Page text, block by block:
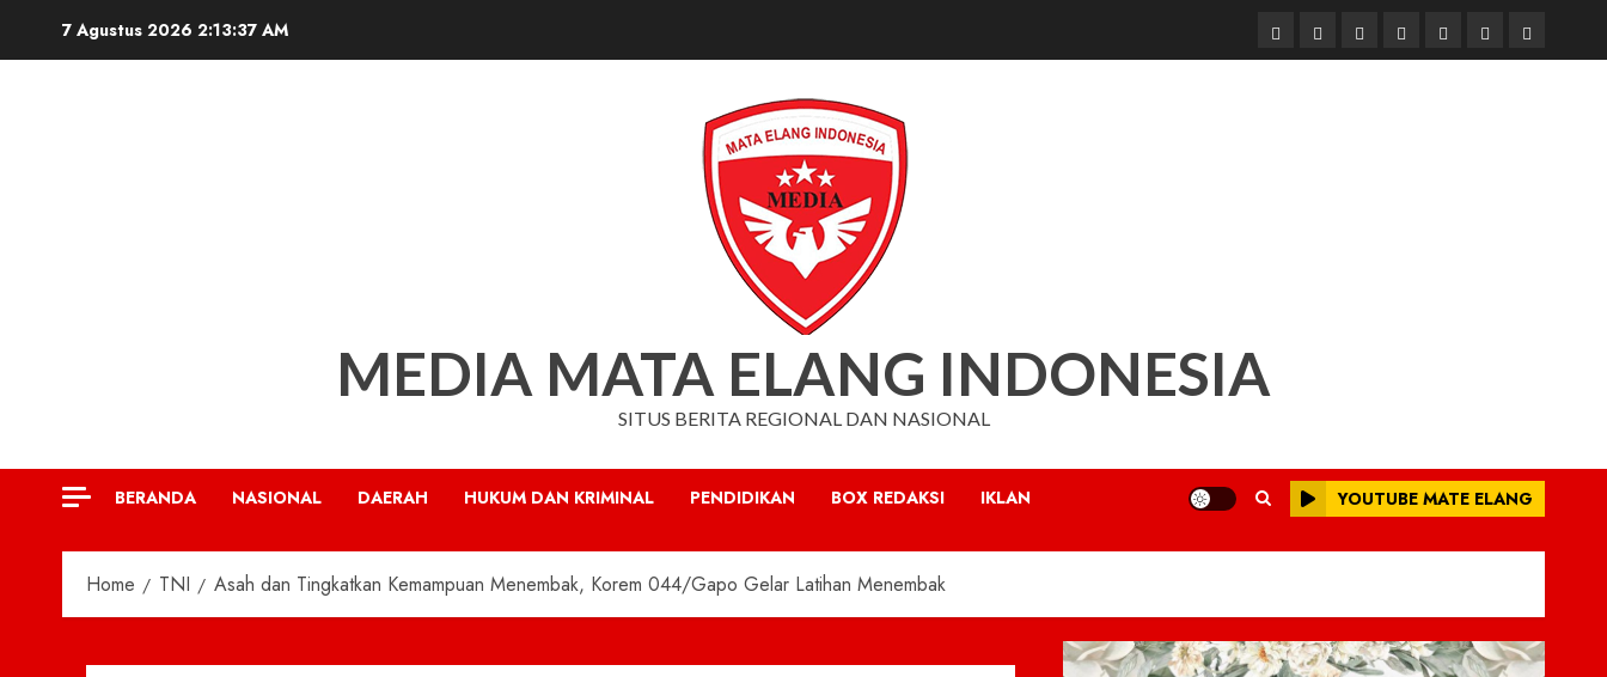
7 Agustus 2026 2:13:39 AM BerandaNasionalDaerahHukum
dan
Pendidikan
Box
Redaksi
Iklan
MEDIA MATA ELANG INDONESIA
SITUS BERITA REGIONAL DAN NASIONAL
BERANDA NASIONAL DAERAH HUKUM DAN KRIMINAL PENDIDIKAN BOX REDAKSI IKLAN YOUTUBE MATE ELANG
Home TNI Asah dan Tingkatkan Kemampuan Menembak, Korem 044/Gapo Gelar Latihan Menembak